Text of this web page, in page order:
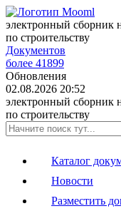
электронный сборник
по строительству
Документов
более 41899
Обновления
02.08.2026 20:52
электронный сборник
по строительству
Каталог
Новости
Разместить